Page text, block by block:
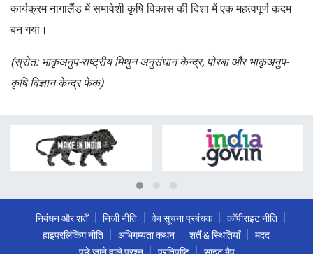
कार्यक्रम नागालैंड में समावेशी कृषि विकास की दिशा में एक महत्वपूर्ण कदम
बन गया।
(स्रोत: भाकृअनुप-राष्ट्रीय मिथुन अनुसंधान केन्द्र, पोरबा और भाकृअनुप-
कृषि विज्ञान केन्द्र फेक)
निबंधन और शर्तें निजी नीति वेब सूचना प्रबंधक
कॉपीराइट नीति
हाइपरलिंकिंग नीति
अभिगम्यता कथन शर्तें & स्थितियाँ
मदद